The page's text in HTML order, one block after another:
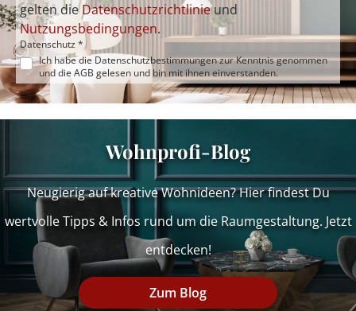
gelten dieDatenschutzrichtlinieund
Nutzungsbedingungen.
Datenschutz *
Ich habe die Datenschutzbestimmungenzur Kenntnis genommen
und die AGB gelesen und bin mit ihnen einverstanden.
Wohnprofi-Blog
Neugierig auf kreative Wohnideen? Hier findest Du
wertvolle Tipps & Infos rund um die Raumgestaltung. Jetzt
entdecken!
Zum Blog